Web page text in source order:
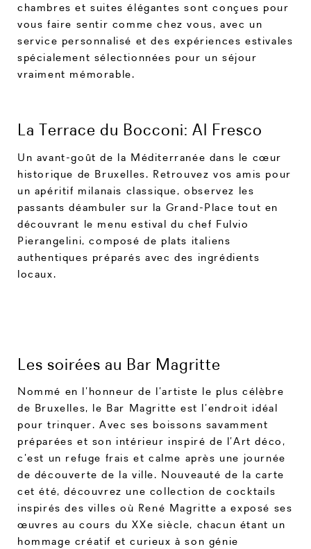
chambres et suites élégantes sont conçues pour
vous faire sentir comme chez vous, avec un
service personnalisé et des expériences estivales
spécialement sélectionnées pour un séjour
vraiment mémorable.
La Terrace du Bocconi: Al Fresco
Un avant-goût de la Méditerranée dans le cœur
historique de Bruxelles. Retrouvez vos amis pour
un apéritif milanais classique, observez les
passants déambuler sur la Grand-Place tout en
découvrant le menu estival du chef Fulvio
Pierangelini, composé de plats italiens
authentiques préparés avec des ingrédients
locaux.
Les soirées au Bar Magritte
Nommé en l’honneur de l’artiste le plus célèbre
de Bruxelles, le Bar Magritte est l’endroit idéal
pour trinquer. Avec ses boissons savamment
préparées et son intérieur inspiré de l’Art déco,
c’est un refuge frais et calme après une journée
de découverte de la ville. Nouveauté de la carte
cet été, découvrez une collection de cocktails
inspirés des villes où René Magritte a exposé ses
œuvres au cours du XXe siècle, chacun étant un
hommage créatif et curieux à son génie